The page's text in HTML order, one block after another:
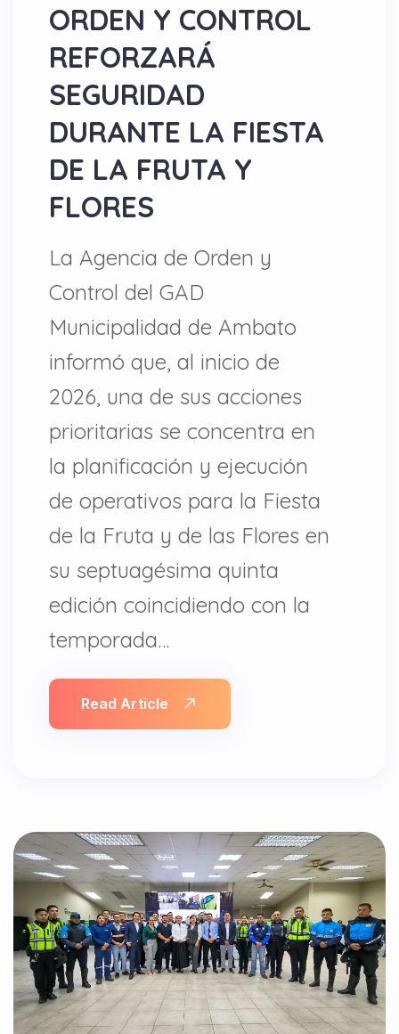
ORDEN Y CONTROL
REFORZARÁ
SEGURIDAD
DURANTE LA FIESTA
DE LA FRUTA Y
FLORES
La Agencia de Orden y
Control del GAD
Municipalidad de Ambato
informó que, al inicio de
2026, una de sus acciones
prioritarias se concentra en
la planificación y ejecución
de operativos para la Fiesta
de la Fruta y de las Flores en
su septuagésima quinta
edición coincidiendo con la
temporada…
Read Article